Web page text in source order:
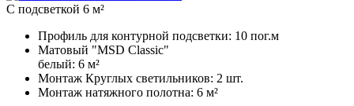
C подсветкой 6 м²
Профиль для контурной подсветки: 10 пог.м
Матовый "MSD Classic"
белый: 6 м²
Монтаж Круглых светильников: 2 шт.
Монтаж натяжного полотна: 6 м²